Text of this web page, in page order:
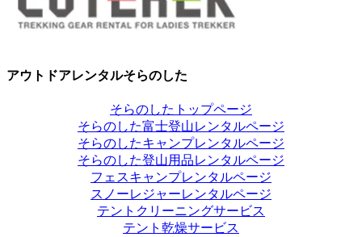
アウトドアレンタルそらのした
そらのしたトップページ
そらのした富士登山レンタルページ
そらのしたキャンプレンタルページ
そらのした登山用品レンタルページ
フェスキャンプレンタルページ
スノーレジャーレンタルページ
テントクリーニングサービス
テント乾燥サービス